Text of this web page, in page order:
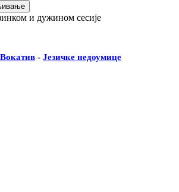
и дужином сесије
Вокатив - Језичке недоумице